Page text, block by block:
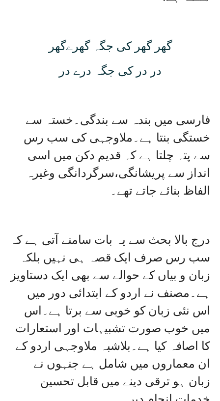
گھر گھر کی جگہ گھرےگھر
در در کی جگہ درے در
فارسی میں بندہ سے بندگی۔خستہ سے
خستگی بنتا ہے۔ملاوجہی کی سب رس
سے پتہ چلتا ہے کہ قدیم دکن میں اسی
انداز سے پریشانگی،سرگردانگی وغیرہ
الفاظ بنائے جاتے تھے۔
درج بالا بحث سے یہ بات سامنے آتی ہے کہ
سب رس صرف ایک قصہ ہی نہیں بلکہ
زبان و بیاں کے حوالے سے بھی ایک دستاویز
ہے۔مصنف نے اردو کے ابتدائی دور میں
اس نئی زبان کو خوبی سے برتا ہے۔اس
میں خوب صورت تشبیہات اور استعارات
کا اصافہ کیا ہے۔بلاشبہ ملاوجہی اردو کے
ان معماروں میں شامل ہے جنہوں نے
زبان ہو ترقی دینے میں قابل تحسین